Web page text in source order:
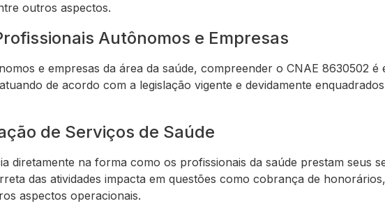
outros aspectos.
Autônomos e Empresas
e empresas da área da saúde, compreender o CNAE 8630502 é
de acordo com a legislação vigente e devidamente
de Serviços de Saúde
diretamente na forma como os profissionais da saúde prestam seus
das atividades impacta em questões como cobrança de
aspectos operacionais.